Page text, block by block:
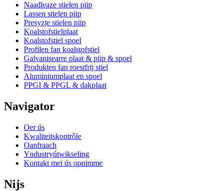
Naadleaze stielen piip
Lassen stielen piip
Presyzje stielen piip
Koalstofstielplaat
Koalstofstiel spoel
Profilen fan koalstofstiel
Galvanisearre plaat & piip & spoel
Produkten fan roestfrij stiel
Aluminiumplaat en spoel
PPGI & PPGL & dakplaat
Navigator
Oer ús
Kwaliteitskontrôle
Oanfraach
Yndustryútwikseling
Kontakt mei ús opnimme
Nijs